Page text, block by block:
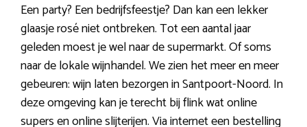
Een party? Een bedrijfsfeestje? Dan kan een lekker
glaasje rosé niet ontbreken. Tot een aantal jaar
geleden moest je wel naar de supermarkt. Of soms
naar de lokale wijnhandel. We zien het meer en meer
gebeuren: wijn laten bezorgen in Santpoort-Noord. In
deze omgeving kan je terecht bij flink wat online
supers en online slijterijen. Via internet een bestelling